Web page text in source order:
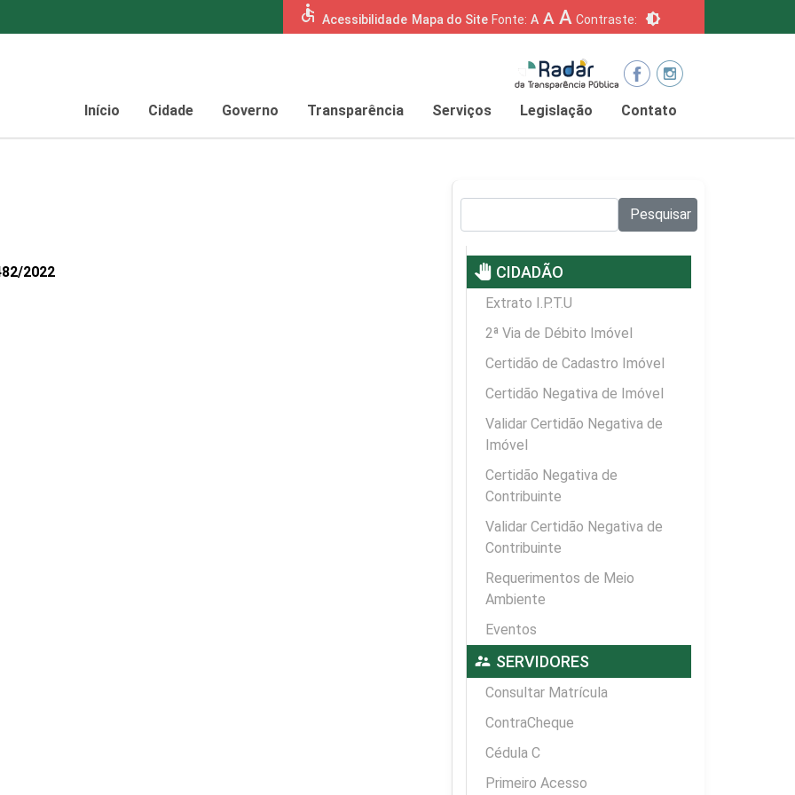
accessible Acessibilidade Mapa do Site Fonte: A A A Contraste: brightness_6
Início Cidade Governo Transparência Serviços Legislação Contato
2022
Pesquisar
pan_tool CIDADÃO
Extrato I.P.T.U
2ª Via de Débito Imóvel
Certidão de Cadastro Imóvel
Certidão Negativa de Imóvel
Validar Certidão Negativa de
Imóvel
Certidão Negativa de
Contribuinte
Validar Certidão Negativa de
Contribuinte
Requerimentos de Meio
Ambiente
Eventos
supervisor_account SERVIDORES
Consultar Matrícula
ContraCheque
Cédula C
Primeiro Acesso